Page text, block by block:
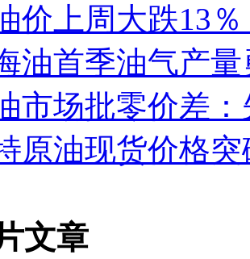
价上周大跌13
油首季油气产
市场批零价差
原油现货价格
文章